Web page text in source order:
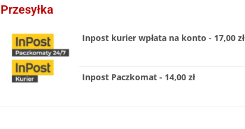
Przesyłka
Inpost kurier wpłata na konto - 17,00 zł
Inpost Paczkomat - 14,00 zł